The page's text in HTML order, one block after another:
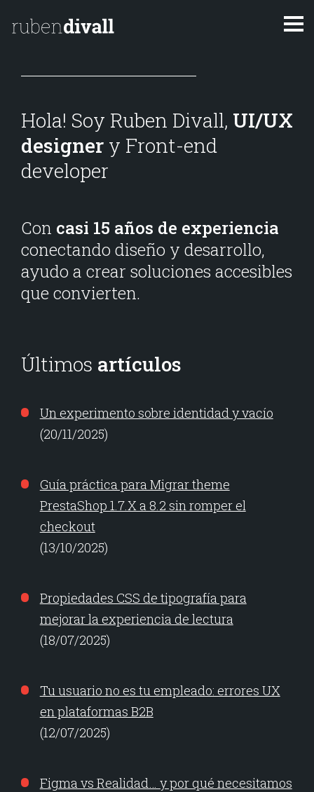
Blog
Contacto
Hola! Soy Ruben Divall, UI/UX
designery Front-end
developer
Con casi 15 años de experiencia
conectando diseño y desarrollo,
ayudo a crear soluciones accesibles
que convierten.
Últimos artículos
Un experimento sobre identidad y vacío
(20/11/2025)
Guía práctica para Migrar theme
PrestaShop 1.7.X a 8.2 sin romper el
checkout
(13/10/2025)
Propiedades CSS de tipografía para
mejorar la experiencia de lectura
(18/07/2025)
Tu usuario no es tu empleado: errores UX
en plataformas B2B
(12/07/2025)
Figma vs Realidad… y por qué necesitamos